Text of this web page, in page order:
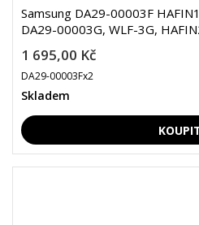
Samsung DA29-00003F
DA29-00003G, WLF-3G,
1 695,00 Kč
DA29-00003Fx2
Skladem